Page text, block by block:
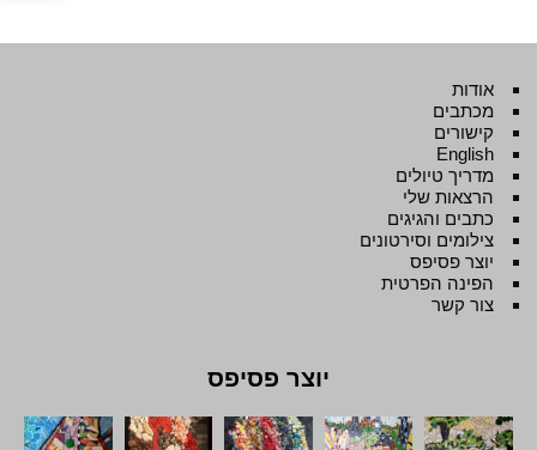
אודות
מכתבים
קישורים
English
מדריך טיולים
הרצאות שלי
כתבים והגיגים
צילומים וסירטונים
יוצר פסיפס
הפינה הפרטית
צור קשר
יוצר פסיפס